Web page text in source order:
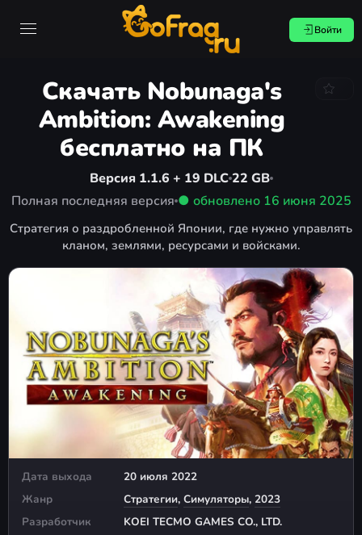
Войти
Скачать Nobunaga's
Ambition: Awakening
бесплатно на ПК
Версия 1.1.6 + 19 DLC22 GB
Полная последняя версия ● обновлено 16 июня 2025
Стратегия о раздробленной Японии, где нужно управлять
кланом, землями, ресурсами и войсками.
Дата выхода
20 июля 2022
Жанр
Стратегии, Симуляторы, 2023
Разработчик
KOEI TECMO GAMES CO., LTD.